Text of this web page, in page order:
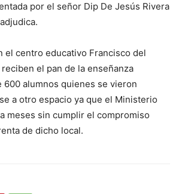
por el señor Dip De Jesús Rivera
el centro educativo Francisco del
el pan de la enseñanza
600 alumnos quienes se vieron
a otro espacio ya que el Ministerio
meses sin cumplir el compromiso
de dicho local.